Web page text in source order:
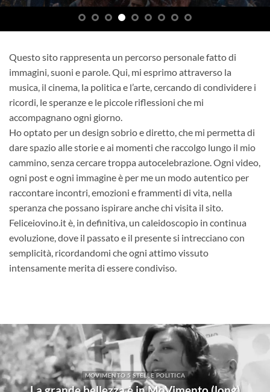
musica, il cinema, la politica e l’arte, cercando di condividere i
ricordi, le speranze e le piccole riflessioni che mi
accompagnano ogni giorno.
Ho optato per un design sobrio e diretto, che mi permetta di
dare spazio alle storie e ai momenti che raccolgo lungo il mio
cammino, senza cercare troppa autocelebrazione. Ogni video,
ogni post e ogni immagine è per me un modo autentico per
raccontare incontri, emozioni e frammenti di vita, nella
speranza che possano ispirare anche chi visita il sito.
Feliceiovino.it è, in definitiva, un caleidoscopio in continua
evoluzione, dove il passato e il presente si intrecciano con
semplicità, ricordandomi che ogni attimo vissuto
intensamente merita di essere condiviso.
CINEMAKER FREE&REBELS IL JAZZ MUSICA MUSICISTI
Fabiana Martone: liberi&ribelli
23 Lug, 2020